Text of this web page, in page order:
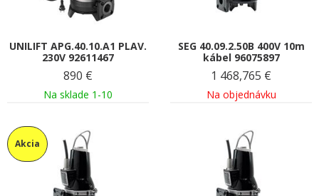
UNILIFT APG.40.10.A1 PLAV.
230V 92611467
890 €
Na sklade 1-10
SEG 40.09.2.50B 400V 10m
kábel 96075897
1 468,765 €
Na objednávku
Akcia